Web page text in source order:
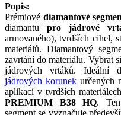
Popis:
Prémiové diamantové
diamantu pro jádrové
armovaného), tvrdších cihel,
materiálů. Diamantový
zavrtání do materiálu. Vybrat
jádrových vrtáků. Ideální
jádrových korunekurčených
aplikací v tvrdších
PREMIUM B38 HQ.
segment se vyznačuje